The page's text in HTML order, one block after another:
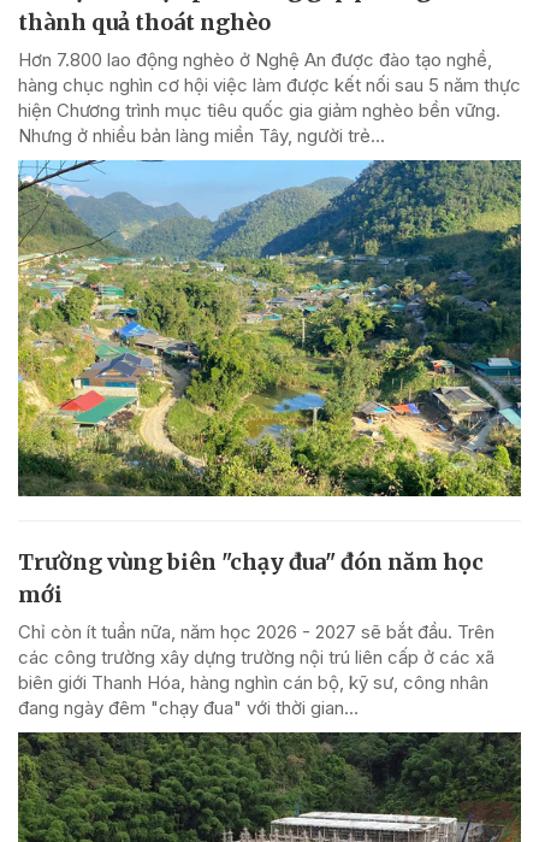
thành quả thoát nghèo
Hơn 7.800 lao động nghèo ở Nghệ An được đào tạo nghề,
hàng chục nghìn cơ hội việc làm được kết nối sau 5 năm thực
hiện Chương trình mục tiêu quốc gia giảm nghèo bền vững.
Nhưng ở nhiều bản làng miền Tây, người trẻ...
Trường vùng biên "chạy đua" đón năm học
mới
Chỉ còn ít tuần nữa, năm học 2026 - 2027 sẽ bắt đầu. Trên
các công trường xây dựng trường nội trú liên cấp ở các xã
biên giới Thanh Hóa, hàng nghìn cán bộ, kỹ sư, công nhân
đang ngày đêm "chạy đua" với thời gian...